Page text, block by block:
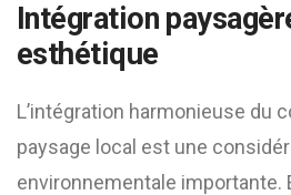
Intégration
esthétique
L’intégration harmonieuse du
paysage local est une
environnementale importante.